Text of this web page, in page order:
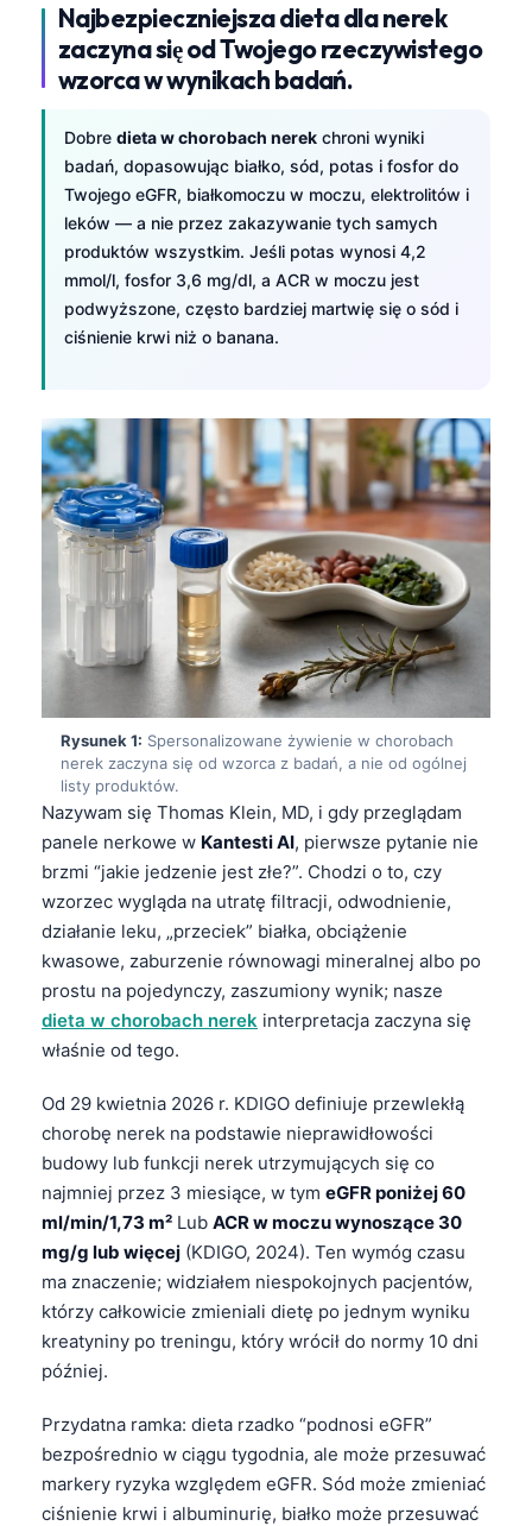
Najbezpieczniejsza dieta dla nerek
zaczyna się od Twojego rzeczywistego
wzorca w wynikach badań.
Dobre dieta w chorobach nerek chroni wyniki
badań, dopasowując białko, sód, potas i fosfor do
Twojego eGFR, białkomoczu w moczu, elektrolitów i
leków — a nie przez zakazywanie tych samych
produktów wszystkim. Jeśli potas wynosi 4,2
mmol/l, fosfor 3,6 mg/dl, a ACR w moczu jest
podwyższone, często bardziej martwię się o sód i
ciśnienie krwi niż o banana.
Rysunek 1: Spersonalizowane żywienie w chorobach
nerek zaczyna się od wzorca z badań, a nie od ogólnej
listy produktów.
Nazywam się Thomas Klein, MD, i gdy przeglądam
panele nerkowe w Kantesti AI, pierwsze pytanie nie
brzmi “jakie jedzenie jest złe?”. Chodzi o to, czy
wzorzec wygląda na utratę filtracji, odwodnienie,
działanie leku, „przeciek” białka, obciążenie
kwasowe, zaburzenie równowagi mineralnej albo po
prostu na pojedynczy, zaszumiony wynik; nasze
dieta w chorobach nerek interpretacja zaczyna się
właśnie od tego.
Od 29 kwietnia 2026 r. KDIGO definiuje przewlekłą
chorobę nerek na podstawie nieprawidłowości
budowy lub funkcji nerek utrzymujących się co
najmniej przez 3 miesiące, w tym eGFR poniżej 60
ml/min/1,73 m² Lub ACR w moczu wynoszące 30
mg/g lub więcej (KDIGO, 2024). Ten wymóg czasu
ma znaczenie; widziałem niespokojnych pacjentów,
którzy całkowicie zmieniali dietę po jednym wyniku
kreatyniny po treningu, który wrócił do normy 10 dni
później.
Przydatna ramka: dieta rzadko “podnosi eGFR”
bezpośrednio w ciągu tygodnia, ale może przesuwać
markery ryzyka względem eGFR. Sód może zmieniać
ciśnienie krwi i albuminurię, białko może przesuwać